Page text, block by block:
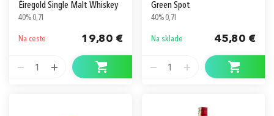
Éiregold Single Malt Whiskey
40% 0,7l
Na ceste 19,80 €
1
Green Spot
40% 0,7l
Na sklade 45,80 €
1